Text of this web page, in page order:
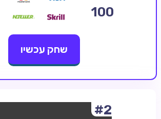
בונוסים בקזינו אונליין
100
שחק עכשיו
#2